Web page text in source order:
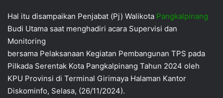
Hal itu disampaikan Penjabat (Pj) Walikota Pangkalpinang
Budi Utama saat menghadiri acara Supervisi dan
Monitoring
bersama Pelaksanaan Kegiatan Pembangunan TPS pada
Pilkada Serentak Kota Pangkalpinang Tahun 2024 oleh
KPU Provinsi di Terminal Girimaya Halaman Kantor
Diskominfo, Selasa, (26/11/2024).